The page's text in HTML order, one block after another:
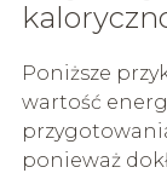
Poniższe
wartość
ponieważ